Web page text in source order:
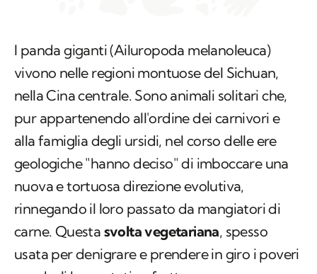
I panda giganti (Ailuropoda melanoleuca)
vivono nelle regioni montuose del Sichuan,
nella Cina centrale. Sono animali solitari che,
pur appartenendo all'ordine dei carnivori e
alla famiglia degli ursidi, nel corso delle ere
geologiche "hanno deciso" di imboccare una
nuova e tortuosa direzione evolutiva,
rinnegando il loro passato da mangiatori di
carne. Questa svolta vegetariana, spesso
usata per denigrare e prendere in giro i poveri